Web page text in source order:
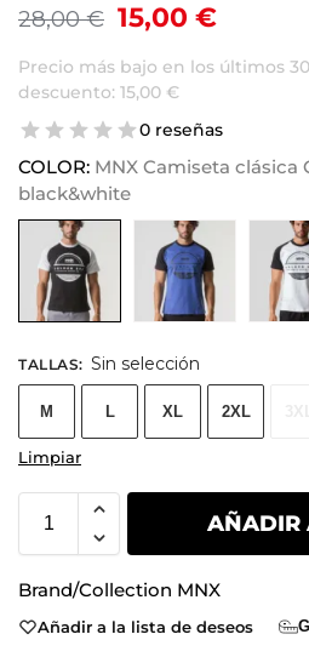
28,00€ 15,00 €
Precio más bajo en los últimos
descuento: 15,00 €
0 reseñas
COLOR: MNX Camiseta clásica
black&white
TALLAS: Sin selección
M L XL 2XL
Limpiar
AÑADIR
Brand/Collection MNX
Añadir a la lista de deseos